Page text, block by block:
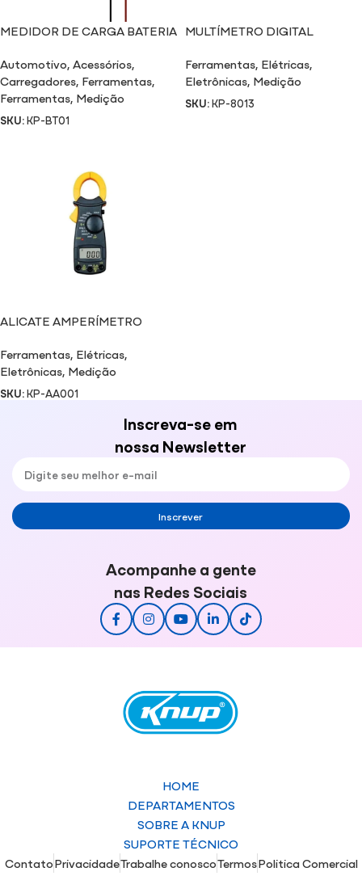
MEDIDOR DE CARGA BATERIA
Automotivo,Acessórios,
Carregadores, Ferramentas,
Ferramentas, Medição
SKU:KP-BT01
MULTÍMETRO DIGITAL
Ferramentas, Elétricas,
Eletrônicas, Medição
SKU:KP-8013
ALICATE AMPERÍMETRO
Ferramentas, Elétricas,
Eletrônicas, Medição
SKU:KP-AA001
Inscreva-se em
nossa Newsletter
Inscrever
Acompanhe a gente
nas Redes Sociais
HOME
DEPARTAMENTOS
SOBRE A KNUP
SUPORTE TÉCNICO
ContatoPrivacidadeTrabalhe conoscoTermosPolitica Comercial